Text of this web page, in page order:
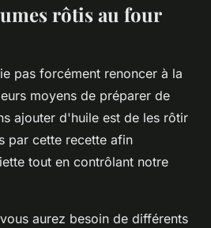
rôtis au four
pas forcément renoncer à la
moyens de préparer de
ajouter d'huile est de les rôtir
par cette recette afin
tout en contrôlant notre
aurez besoin de différents